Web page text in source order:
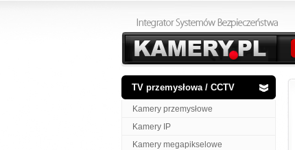
TV przemysłowa / CCTV
Kamery przemysłowe
Kamery IP
Kamery megapikselowe